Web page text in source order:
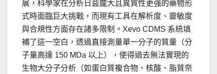
展，科學家在分析日益龐大且異質性更強的藥物形
式時面臨巨大挑戰，而現有工具在解析度、靈敏度
與合規性方面存在諸多限制。 Xevo CDMS 系統填
補了這一空白，透過直接測量單一分子的質量（分
子量高達 150 MDa 以上），使得過去無法實現的
生物大分子分析（如蛋白質複合物、核酸、脂質奈